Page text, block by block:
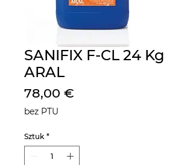
SANIFIX F-CL 24 Kg
ARAL
78,00 €
bez PTU
Sztuk *